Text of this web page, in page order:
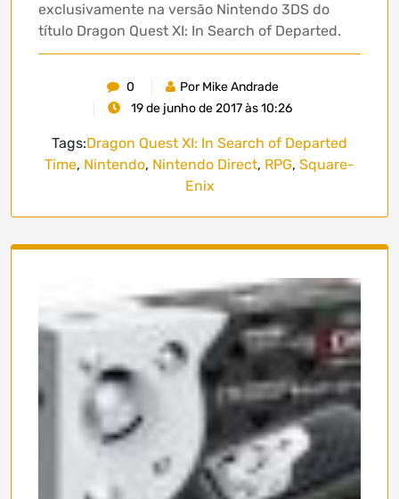
exclusivamente na versão Nintendo 3DS do
título Dragon Quest XI: In Search of Departed.
0
Por Mike Andrade
19 de junho de 2017 às 10:26
Tags:Dragon Quest XI: In Search of Departed
Time, Nintendo, Nintendo Direct, RPG, Square-
Enix